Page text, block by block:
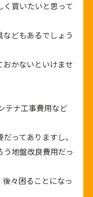
買いたいと思って
どもあるでしょう
おかないといけませ
テナ工事費用など
ってありますし、
地盤改良費用だっ
々困ることになっ